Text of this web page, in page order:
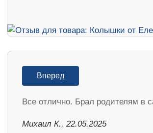
Вперед
Все отлично. Брал родителям в
Михаил К., 22.05.2025